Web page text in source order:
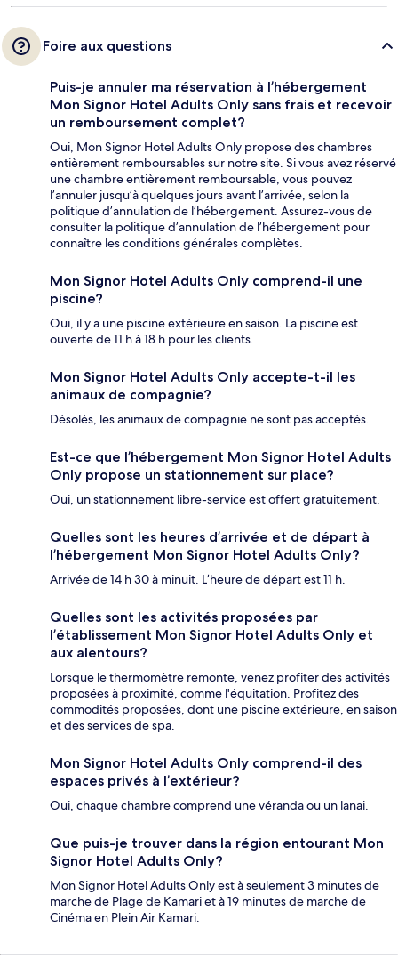
Foire aux questions
Puis-je annuler ma réservation à l’hébergement
Mon Signor Hotel Adults Only sans frais et recevoir
un remboursement complet?
Oui, Mon Signor Hotel Adults Only propose des chambres
entièrement remboursables sur notre site. Si vous avez réservé
une chambre entièrement remboursable, vous pouvez
l’annuler jusqu’à quelques jours avant l’arrivée, selon la
politique d’annulation de l’hébergement. Assurez-vous de
consulter la politique d’annulation de l’hébergement pour
connaître les conditions générales complètes.
Mon Signor Hotel Adults Only comprend-il une
piscine?
Oui, il y a une piscine extérieure en saison. La piscine est
ouverte de 11 h à 18 h pour les clients.
Mon Signor Hotel Adults Only accepte-t-il les
animaux de compagnie?
Désolés, les animaux de compagnie ne sont pas acceptés.
Est-ce que l’hébergement Mon Signor Hotel Adults
Only propose un stationnement sur place?
Oui, un stationnement libre-service est offert gratuitement.
Quelles sont les heures d’arrivée et de départ à
l’hébergement Mon Signor Hotel Adults Only?
Arrivée de 14 h 30 à minuit. L’heure de départ est 11 h.
Quelles sont les activités proposées par
l’établissement Mon Signor Hotel Adults Only et
aux alentours?
Lorsque le thermomètre remonte, venez profiter des activités
proposées à proximité, comme l'équitation. Profitez des
commodités proposées, dont une piscine extérieure, en saison
et des services de spa.
Mon Signor Hotel Adults Only comprend-il des
espaces privés à l’extérieur?
Oui, chaque chambre comprend une véranda ou un lanai.
Que puis-je trouver dans la région entourant Mon
Signor Hotel Adults Only?
Mon Signor Hotel Adults Only est à seulement 3 minutes de
marche de Plage de Kamari et à 19 minutes de marche de
Cinéma en Plein Air Kamari.